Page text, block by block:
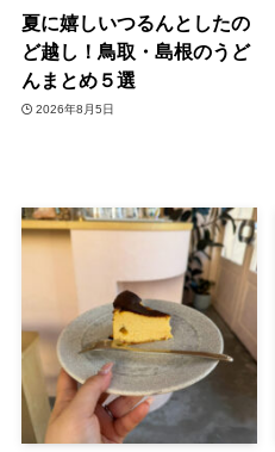
夏に嬉しいつるんとしたの
ど越し！鳥取・島根のうど
んまとめ５選
2026年8月5日